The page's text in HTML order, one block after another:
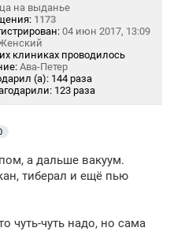
на выданье
1173
04 июн 2017, 13:09
клиниках проводилось
Ава-Петер
(а): 144 раза
123 раза
а дальше вакуум.
тиберал и ещё пью
чуть-чуть надо, но сама